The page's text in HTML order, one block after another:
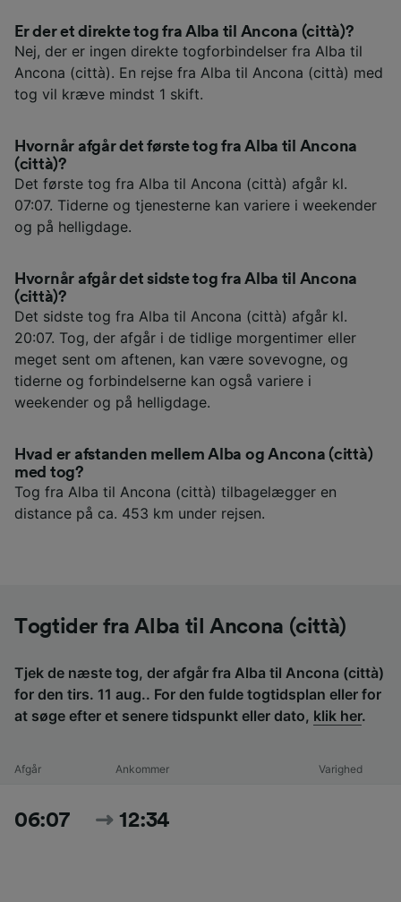
Er der et direkte tog fra Alba til Ancona (città)?
Nej, der er ingen direkte togforbindelser fra Alba til
Ancona (città). En rejse fra Alba til Ancona (città) med
tog vil kræve mindst 1 skift.
Hvornår afgår det første tog fra Alba til Ancona
(città)?
Det første tog fra Alba til Ancona (città) afgår kl.
07:07. Tiderne og tjenesterne kan variere i weekender
og på helligdage.
Hvornår afgår det sidste tog fra Alba til Ancona
(città)?
Det sidste tog fra Alba til Ancona (città) afgår kl.
20:07. Tog, der afgår i de tidlige morgentimer eller
meget sent om aftenen, kan være sovevogne, og
tiderne og forbindelserne kan også variere i
weekender og på helligdage.
Hvad er afstanden mellem Alba og Ancona (città)
med tog?
Tog fra Alba til Ancona (città) tilbagelægger en
distance på ca. 453 km under rejsen.
Togtider fra Alba til Ancona (città)
Tjek de næste tog, der afgår fra Alba til Ancona (città)
for den tirs. 11 aug.. For den fulde togtidsplan eller for
at søge efter et senere tidspunkt eller dato, klik her.
Afgår Ankommer Varighed
06:07 12:34